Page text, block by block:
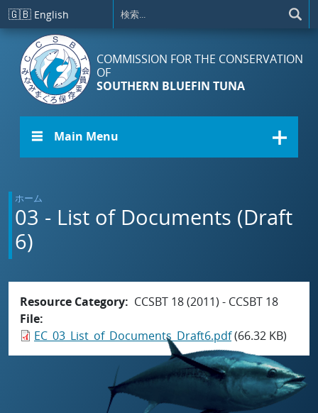
メインコンテンツに移動
🇬🇧 English
COMMISSION FOR THE CONSERVATION
OF
SOUTHERN BLUEFIN TUNA
☰ Main Menu
ホーム
03 - List of Documents (Draft
6)
Resource Category
CCSBT 18 (2011) - CCSBT 18
File
EC_03_List_of_Documents_Draft6.pdf(66.32 KB)